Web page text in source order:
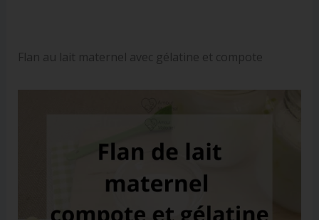
Flan au lait maternel avec gélatine et compote